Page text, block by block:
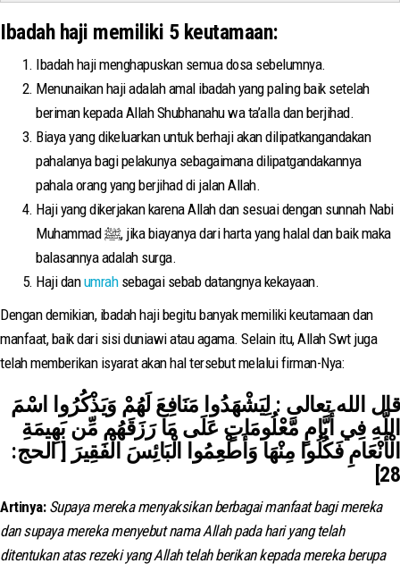
Ibadah haji memiliki 5 keutamaan:
Ibadah haji menghapuskan semua dosa sebelumnya.
Menunaikan haji adalah amal ibadah yang paling baik setelah
beriman kepada Allah Shubhanahu wa ta’alla dan berjihad.
Biaya yang dikeluarkan untuk berhaji akan dilipatkangandakan
pahalanya bagi pelakunya sebagaimana dilipatgandakannya
pahala orang yang berjihad di jalan Allah.
Haji yang dikerjakan karena Allah dan sesuai dengan sunnah Nabi
Muhammad ﷺ, jika biayanya dari harta yang halal dan baik maka
balasannya adalah surga.
Haji danumrahsebagai sebab datangnya kekayaan.
Dengan demikian, ibadah haji begitu banyak memiliki keutamaan dan
manfaat, baik dari sisi duniawi atau agama. Selain itu, Allah Swt juga
telah memberikan isyarat akan hal tersebut melalui firman-Nya:
قال الله تعالى : لِيَشْهَدُوا مَنَافِعَ لَهُمْ وَيَذْكُرُوا اسْمَ
اللَّهِ فِي أَيَّامٍ مَّعْلُومَاتٍ عَلَى مَا رَزَقَهُم مِّن بَهِيمَةِ
الْأَنْعَامِ فَكُلُوا مِنْهَا وَأَطْعِمُوا الْبَائِسَ الْفَقِيرَ [ الحج:
28]
Artinya: Supaya mereka menyaksikan berbagai manfaat bagi mereka
dan supaya mereka menyebut nama Allah pada hari yang telah
ditentukan atas rezeki yang Allah telah berikan kepada mereka berupa